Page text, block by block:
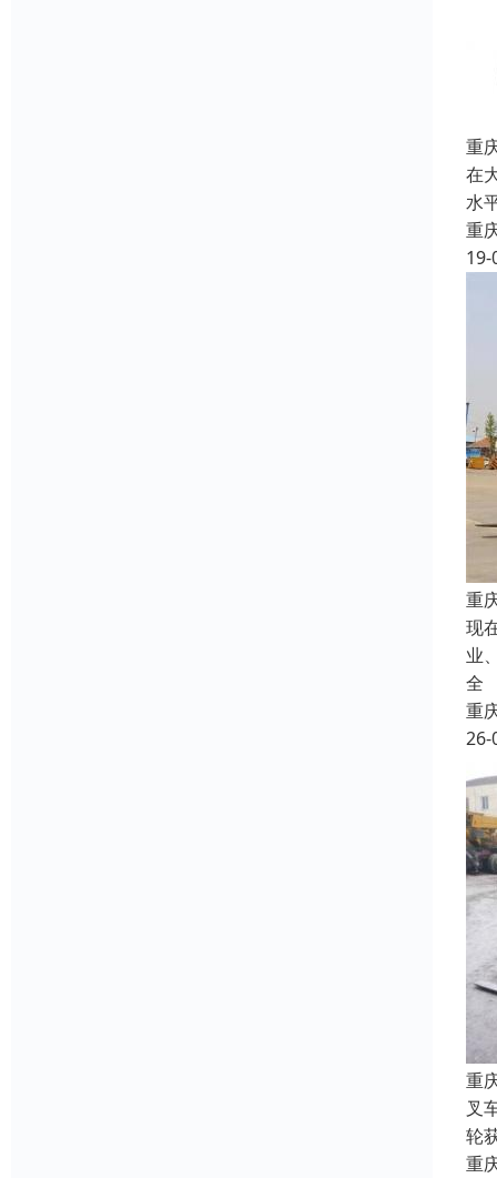
重
在
水
重
19-
重
现
业
全
重
26-
重
叉
轮
重